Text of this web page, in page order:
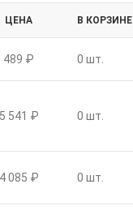
ЦЕНА В КОРЗИНЕ
489 ₽ 0 шт.
5 541 ₽ 0 шт.
4 085 ₽ 0 шт.